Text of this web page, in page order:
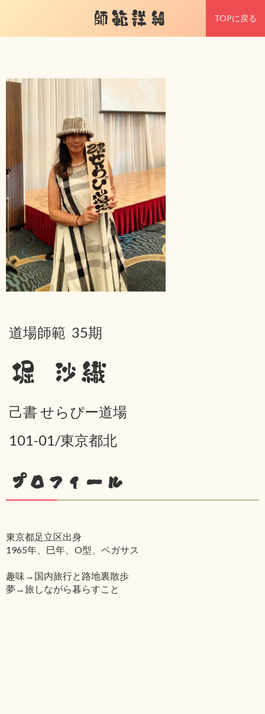
師範詳細 TOPに戻る
道場師範 35期
堀 沙織
己書 せらぴー道場
101-01/東京都北
プロフィール
東京都足立区出身
1965年、巳年、O型、ペガサス
趣味→国内旅行と路地裏散歩
夢→旅しながら暮らすこと